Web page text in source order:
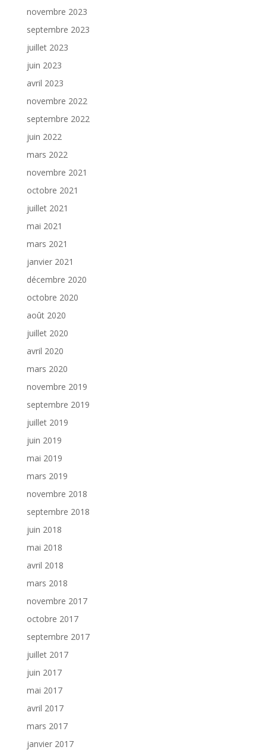
novembre 2023
septembre 2023
juillet 2023
juin 2023
avril 2023
novembre 2022
septembre 2022
juin 2022
mars 2022
novembre 2021
octobre 2021
juillet 2021
mai 2021
mars 2021
janvier 2021
décembre 2020
octobre 2020
août 2020
juillet 2020
avril 2020
mars 2020
novembre 2019
septembre 2019
juillet 2019
juin 2019
mai 2019
mars 2019
novembre 2018
septembre 2018
juin 2018
mai 2018
avril 2018
mars 2018
novembre 2017
octobre 2017
septembre 2017
juillet 2017
juin 2017
mai 2017
avril 2017
mars 2017
janvier 2017